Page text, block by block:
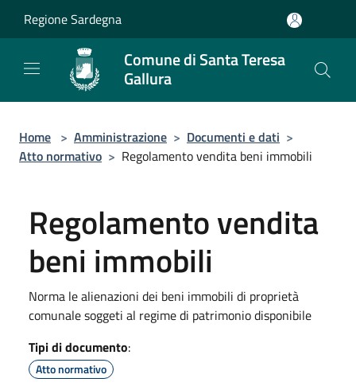
Regione Sardegna
Comune di Santa Teresa
Gallura
Home > Amministrazione > Documenti e dati >
Atto normativo > Regolamento vendita beni immobili
Regolamento vendita
beni immobili
Norma le alienazioni dei beni immobili di proprietà
comunale soggeti al regime di patrimonio disponibile
Tipi di documento:
Atto normativo